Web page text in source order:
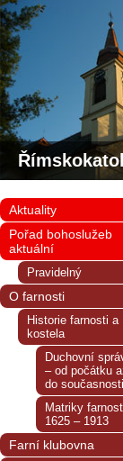
Aktuality
Pořad bohoslužeb
aktuální
Pravidelný
O farnosti
Historie farnosti a
kostela
Duchovní
– od počátku
do současnosti
Matriky
1625 – 1913
Farní klubovna